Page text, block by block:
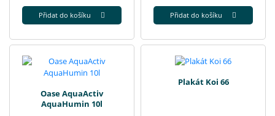
Přidat do košíku Přidat do košíku
Oase AquaActiv
AquaHumin 10l
Plakát Koi 66